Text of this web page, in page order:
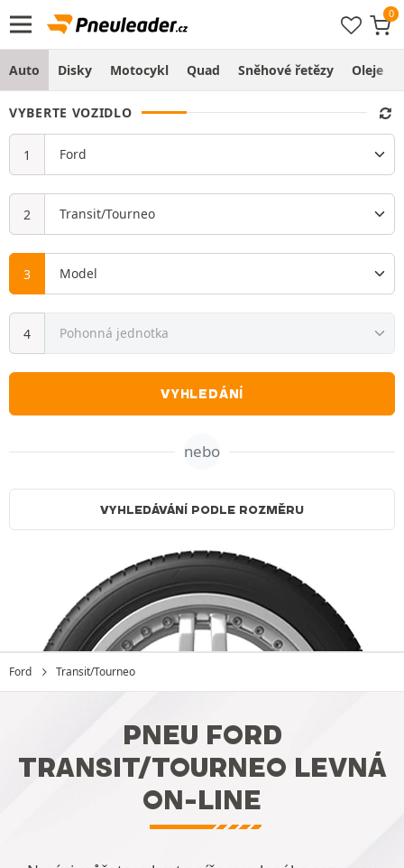
Auto Disky Motocykl Quad Sněhové řetězy Oleje
VYBERTE VOZIDLO
VYHLEDÁNÍ
nebo
VYHLEDÁVÁNÍ PODLE ROZMĚRU
Ford Transit/Tourneo
PNEU FORD
TRANSIT/TOURNEO LEVNÁ
ON-LINE